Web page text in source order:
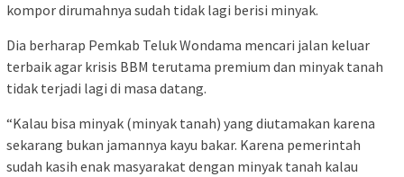
kompor dirumahnya sudah tidak lagi berisi minyak.
Dia berharap Pemkab Teluk Wondama mencari jalan keluar
terbaik agar krisis BBM terutama premium dan minyak tanah
tidak terjadi lagi di masa datang.
“Kalau bisa minyak (minyak tanah) yang diutamakan karena
sekarang bukan jamannya kayu bakar. Karena pemerintah
sudah kasih enak masyarakat dengan minyak tanah kalau